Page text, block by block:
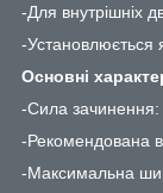
-Для внутрішніх
-Установлюється
Основні
-Сила зачинення:
-Рекомендована
-Максимальна